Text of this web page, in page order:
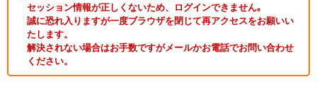
セッション情報が正しくないため、ログインできません｡
誠に恐れ入りますが一度ブラウザを閉じて再アクセスをお願いい
たします。
解決されない場合はお手数ですがメールかお電話でお問い合わせ
ください。